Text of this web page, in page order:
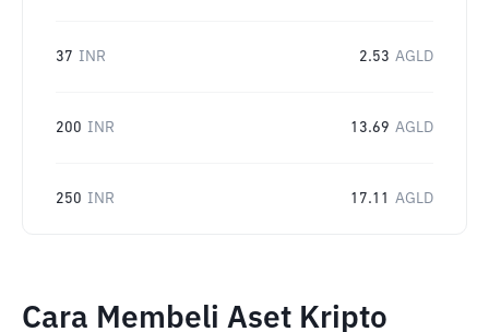
37 INR 2.53 AGLD
200 INR 13.69 AGLD
250 INR 17.11 AGLD
Cara Membeli Aset Kripto